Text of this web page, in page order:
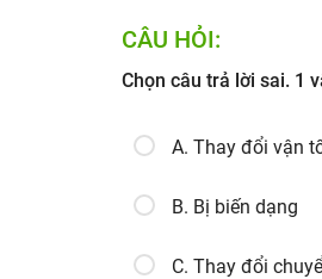
CÂU HỎI:
Chọn câu trả lời sai. 1
A. Thay đổi vận
B. Bị biến dạng
C. Thay đổi